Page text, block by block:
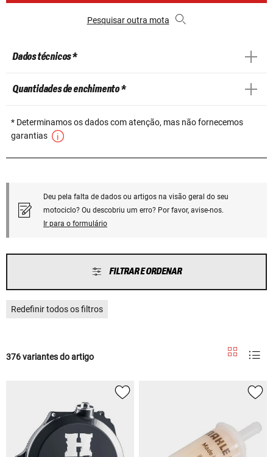
Pesquisar outra mota
Dados técnicos *
Quantidades de enchimento *
* Determinamos os dados com atenção, mas não fornecemos
garantias
Deu pela falta de dados ou artigos na visão geral do seu
motociclo? Ou descobriu um erro? Por favor, avise-nos.
Ir para o formulário
FILTRAR E ORDENAR
Redefinir todos os filtros
376 variantes do artigo